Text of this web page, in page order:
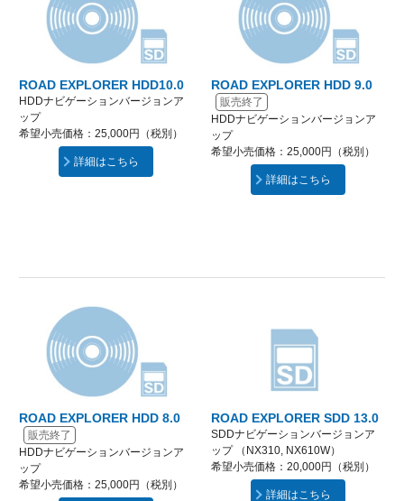
ROAD EXPLORER HDD10.0
HDDナビゲーションバージョンア
ップ
希望小売価格：25,000円（税別）
詳細はこちら
ROAD EXPLORER HDD 9.0
販売終了
HDDナビゲーションバージョンア
ップ
希望小売価格：25,000円（税別）
詳細はこちら
ROAD EXPLORER HDD 8.0
販売終了
HDDナビゲーションバージョンア
ップ
希望小売価格：25,000円（税別）
ROAD EXPLORER SDD 13.0
SDDナビゲーションバージョンア
ップ （NX310, NX610W）
希望小売価格：20,000円（税別）
詳細はこちら